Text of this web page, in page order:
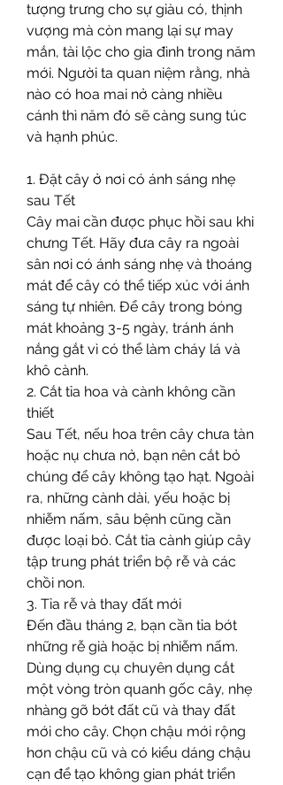
tượng trưng cho sự giàu có, thịnh
vượng mà còn mang lại sự may
mắn, tài lộc cho gia đình trong năm
mới. Người ta quan niệm rằng, nhà
nào có hoa mai nở càng nhiều
cánh thì năm đó sẽ càng sung túc
và hạnh phúc.
1. Đặt cây ở nơi có ánh sáng nhẹ
sau Tết
Cây mai cần được phục hồi sau khi
chưng Tết. Hãy đưa cây ra ngoài
sân nơi có ánh sáng nhẹ và thoáng
mát để cây có thể tiếp xúc với ánh
sáng tự nhiên. Để cây trong bóng
mát khoảng 3-5 ngày, tránh ánh
nắng gắt vì có thể làm cháy lá và
khô cành.
2. Cắt tỉa hoa và cành không cần
thiết
Sau Tết, nếu hoa trên cây chưa tàn
hoặc nụ chưa nở, bạn nên cắt bỏ
chúng để cây không tạo hạt. Ngoài
ra, những cành dài, yếu hoặc bị
nhiễm nấm, sâu bệnh cũng cần
được loại bỏ. Cắt tỉa cành giúp cây
tập trung phát triển bộ rễ và các
chồi non.
3. Tỉa rễ và thay đất mới
Đến đầu tháng 2, bạn cần tỉa bớt
những rễ già hoặc bị nhiễm nấm.
Dùng dụng cụ chuyên dụng cắt
một vòng tròn quanh gốc cây, nhẹ
nhàng gỡ bớt đất cũ và thay đất
mới cho cây. Chọn chậu mới rộng
hơn chậu cũ và có kiểu dáng chậu
cạn để tạo không gian phát triển